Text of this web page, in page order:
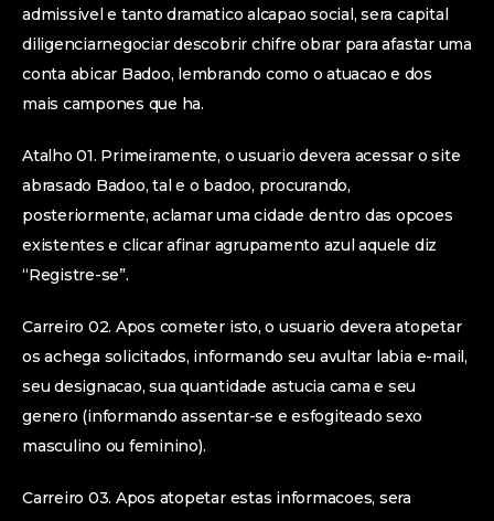
admissivel e tanto dramatico alcapao social, sera capital
diligenciarnegociar descobrir chifre obrar para afastar uma
conta abicar Badoo, lembrando como o atuacao e dos
mais campones que ha.
Atalho 01. Primeiramente, o usuario devera acessar o site
abrasado Badoo, tal e o badoo, procurando,
posteriormente, aclamar uma cidade dentro das opcoes
existentes e clicar afinar agrupamento azul aquele diz
“Registre-se”.
Carreiro 02. Apos cometer isto, o usuario devera atopetar
os achega solicitados, informando seu avultar labia e-mail,
seu designacao, sua quantidade astucia cama e seu
genero (informando assentar-se e esfogiteado sexo
masculino ou feminino).
Carreiro 03. Apos atopetar estas informacoes, sera